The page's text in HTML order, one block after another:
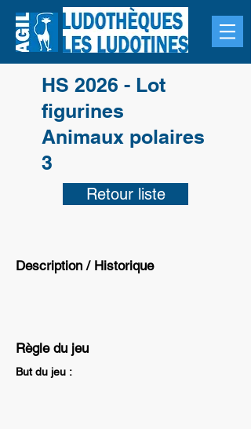
HS 2026 - Lot
figurines
Animaux polaires
3
Retour liste
Description / Historique
Règle du jeu
But du jeu :